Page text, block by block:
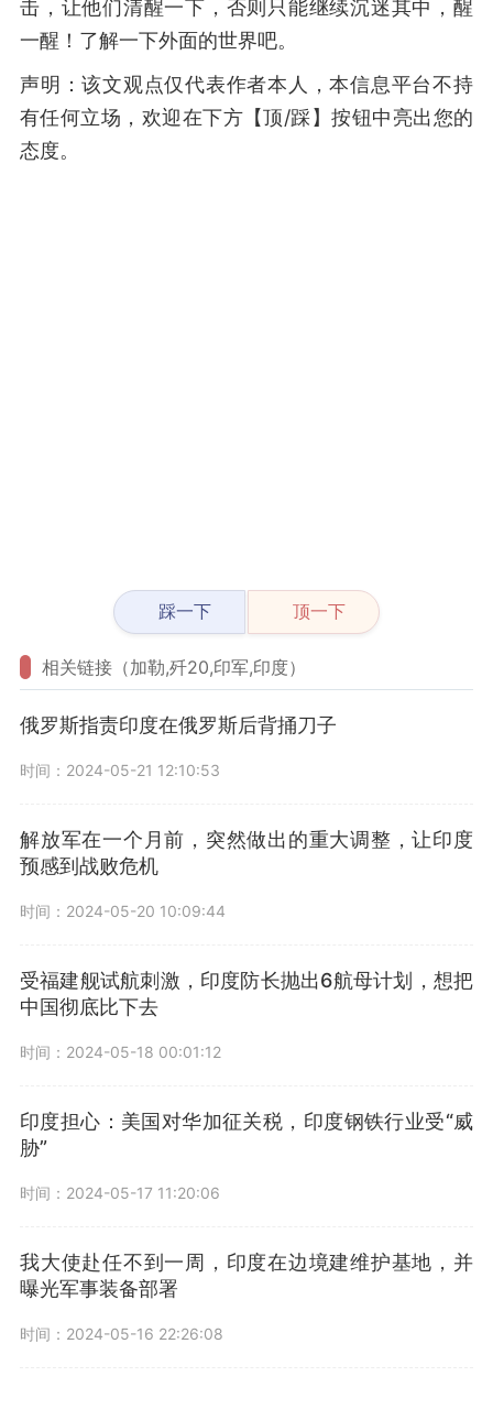
击，让他们清醒一下，否则只能继续沉迷其中，醒
一醒！了解一下外面的世界吧。
声明：该文观点仅代表作者本人，本信息平台不持
有任何立场，欢迎在下方【顶/踩】按钮中亮出您的
态度。
踩一下 顶一下
相关链接（加勒,歼20,印军,印度）
俄罗斯指责印度在俄罗斯后背捅刀子
时间：2024-05-21 12:10:53
解放军在一个月前，突然做出的重大调整，让印度
预感到战败危机
时间：2024-05-20 10:09:44
受福建舰试航刺激，印度防长抛出6航母计划，想把
中国彻底比下去
时间：2024-05-18 00:01:12
印度担心：美国对华加征关税，印度钢铁行业受“威
胁”
时间：2024-05-17 11:20:06
我大使赴任不到一周，印度在边境建维护基地，并
曝光军事装备部署
时间：2024-05-16 22:26:08